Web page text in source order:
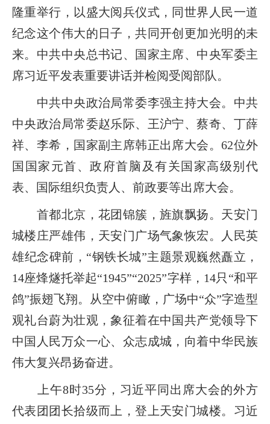
隆重举行，以盛大阅兵仪式，同世界人民一道
纪念这个伟大的日子，共同开创更加光明的未
来。中共中央总书记、国家主席、中央军委主
席习近平发表重要讲话并检阅受阅部队。
中共中央政治局常委李强主持大会。中共
中央政治局常委赵乐际、王沪宁、蔡奇、丁薛
祥、李希，国家副主席韩正出席大会。62位外
国国家元首、政府首脑及有关国家高级别代
表、国际组织负责人、前政要等出席大会。
首都北京，花团锦簇，旌旗飘扬。天安门
城楼庄严雄伟，天安门广场气象恢宏。人民英
雄纪念碑前，“钢铁长城”主题景观巍然矗立，
14座烽燧托举起“1945”“2025”字样，14只“和平
鸽”振翅飞翔。从空中俯瞰，广场中“众”字造型
观礼台蔚为壮观，象征着在中国共产党领导下
中国人民万众一心、众志成城，向着中华民族
伟大复兴昂扬奋进。
上午8时35分，习近平同出席大会的外方
代表团团长拾级而上，登上天安门城楼。习近